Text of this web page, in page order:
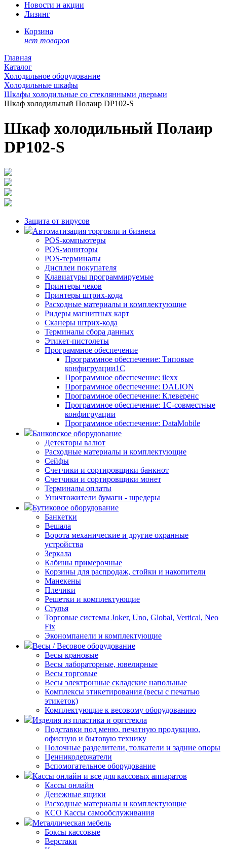
Новости и акции
Лизинг
Корзина
нет товаров
Главная
Каталог
Холодильное оборудование
Холодильные шкафы
Шкафы холодильные со стеклянными дверьми
Шкаф холодильный Полаир DP102-S
Шкаф холодильный Полаир
DP102-S
Защита от вирусов
Автоматизация торговли и бизнеса
POS-компьютеры
POS-мониторы
POS-терминалы
Дисплеи покупателя
Клавиатуры программируемые
Принтеры чеков
Принтеры штрих-кода
Расходные материалы и комплектующие
Ридеры магнитных карт
Сканеры штрих-кода
Терминалы сбора данных
Этикет-пистолеты
Программное обеспечение
Программное обеспечение: Типовые
конфигруации1С
Программное обеспечение: ilexx
Программное обеспечение: DALION
Программное обеспечение: Клеверенс
Программное обеспечение: 1С-совместные
конфигруации
Программное обеспечение: DataMobile
Банковское оборудование
Детекторы валют
Расходные материалы и комплектующие
Сейфы
Счетчики и сортировщики банкнот
Счетчики и сортировщики монет
Терминалы оплаты
Уничтожители бумаги - шредеры
Бутиковое оборудование
Банкетки
Вешала
Ворота механические и другие охранные
устройства
Зеркала
Кабины примерочные
Корзины для распродаж, стойки и накопители
Манекены
Плечики
Решетки и комплектующие
Стулья
Торговые системы Joker, Uno, Global, Vertical, Neo
Fix
Экономпанели и комплектующие
Весы / Весовое оборудование
Весы крановые
Весы лабораторные, ювелирные
Весы торговые
Весы электронные складские напольные
Комплексы этикетирования (весы с печатью
этикеток)
Комплектующие к весовому оборудованию
Изделия из пластика и оргстекла
Подставки под меню, печатную продукцию,
офисную и бытовую технику
Полочные разделители, толкатели и задние опоры
Ценникодержатели
Вспомогательное оборудование
Кассы онлайн и все для кассовых аппаратов
Кассы онлайн
Денежные ящики
Расходные материалы и комплектующие
КСО Кассы самообслуживания
Металлическая мебель
Боксы кассовые
Верстаки